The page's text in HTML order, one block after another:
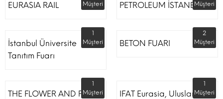
EURASIA RAIL
Müşteri
PETROLEUM İSTANBULMüşteri
İstanbul Üniversite
Tanıtım Fuarı
1
Müşteri
BETON FUARI
2
Müşteri
THE FLOWER AND PLANT
1
Müşteri
IFAT Eurasia, Uluslararası
1
Müşteri